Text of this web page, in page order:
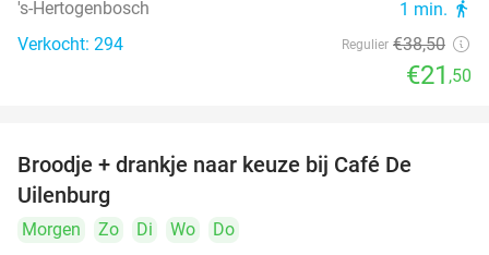
's-Hertogenbosch 1 min. directions_walk
Verkocht: 294 Regulier €38,50
€21 ,50
Broodje + drankje naar keuze bij Café De
Uilenburg
Morgen Zo Di Wo
Do